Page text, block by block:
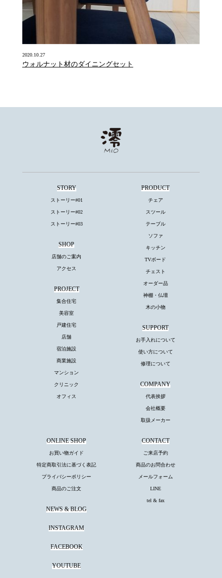
2020.10.27
ウォルナット材のダイニングセット
STORY
ストーリー#01
ストーリー#02
ストーリー#03
SHOP
店舗のご案内
アクセス
PRODUCT
チェア
スツール
テーブル
ソファ
キッチン
TVボード
チェスト
オーダー品
神棚・仏壇
木の小物
PROJECT
集合住宅
美容室
戸建住宅
店舗
宿泊施設
商業施設
マンション
クリニック
オフィス
SUPPORT
お手入れについて
使い方について
修理について
COMPANY
代表挨拶
会社概要
取扱メーカー
CONTACT
ご来店予約
商品のお問合わせ
メールフォーム
LINE
tel & fax
ONLINE SHOP
お買い物ガイド
特定商取引法に基づく表記
プライバシーポリシー
商品のご注文
NEWS & BLOG
INSTAGRAM
FACEBOOK
YOUTUBE